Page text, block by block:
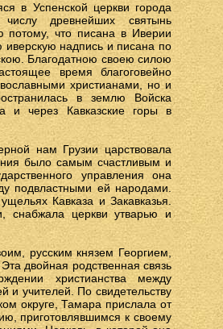
в Успенской церкви города
древнейших святынь
потому, что писана в Иверии
надпись и писана по
Благодатною своею силою
время благоговейно
христианами, но и
в землю Войска
и через Кавказские горы в
нам Грузии царствовала
было самым счастливым и
управления она
подвластными ей народами.
Кавказа и Закавказья.
снабжала церкви утварью и
русским князем Георгием,
двойная родственная связь
христианства между
учителей. По свидетельству
округе, Тамара прислала от
приготовлявшимся к своему